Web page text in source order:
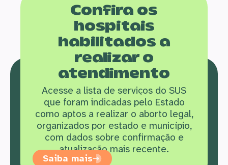
Confira os
hospitais
habilitados a
realizar o
atendimento
Acesse a lista de serviços do SUS
que foram indicadas pelo Estado
como aptos a realizar o aborto legal,
organizados por estado e município,
com dados sobre confirmação e
atualização mais recente.
Saiba mais